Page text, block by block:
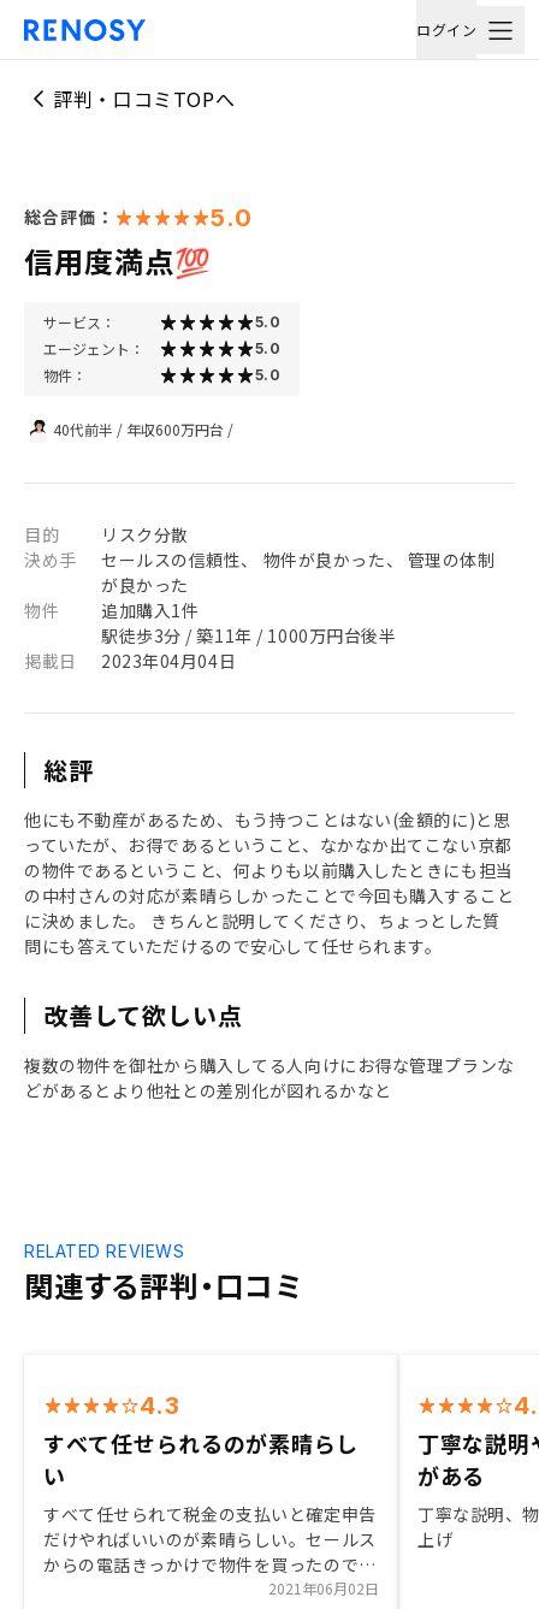
ログイン
評判・口コミTOPへ
総合評価： 5.0
信用度満点💯
サービス： 5.0
エージェント： 5.0
物件： 5.0
40代前半 / 年収600万円台 /
目的
リスク分散
決め手
セールスの信頼性、 物件が良かった、 管理の体制
が良かった
物件
追加購入1件
駅徒歩3分 / 築11年 / 1000万円台後半
掲載日
2023年04月04日
総評
他にも不動産があるため、もう持つことはない(金額的に)と思
っていたが、お得であるということ、なかなか出てこない京都
の物件であるということ、何よりも以前購入したときにも担当
の中村さんの対応が素晴らしかったことで今回も購入すること
に決めました。 きちんと説明してくださり、ちょっとした質
問にも答えていただけるので安心して任せられます。
改善して欲しい点
複数の物件を御社から購入してる人向けにお得な管理プランな
どがあるとより他社との差別化が図れるかなと
関連する評判・口コミ
RELATED REVIEWS
4.3
すべて任せられるのが素晴らし
い
すべて任せられて税金の支払いと確定申告
だけやればいいのが素晴らしい。セールス
からの電話きっかけで物件を買ったのでお
そらく実施していたキャンペーンの対象に
2021年06月02日
丁寧な説明
がある
丁寧な説明、
上げ